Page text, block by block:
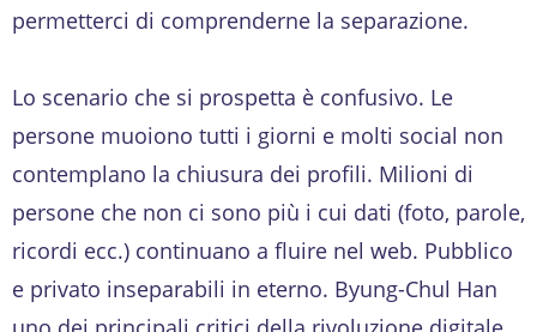
permetterci di comprenderne la separazione.
Lo scenario che si prospetta è confusivo. Le
persone muoiono tutti i giorni e molti social non
contemplano la chiusura dei profili. Milioni di
persone che non ci sono più i cui dati (foto, parole,
ricordi ecc.) continuano a fluire nel web. Pubblico
e privato inseparabili in eterno. Byung-Chul Han